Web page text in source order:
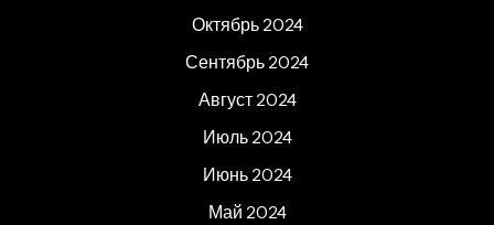
Октябрь 2024
Сентябрь 2024
Август 2024
Июль 2024
Июнь 2024
Май 2024